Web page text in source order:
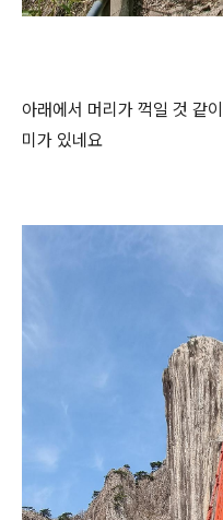
아래에서 머리가 꺽일 것 같
미가 있네요